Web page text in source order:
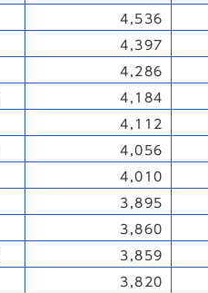
4,536
4,397
4,286
4,184
4,112
4,056
4,010
3,895
3,860
3,859
3,820